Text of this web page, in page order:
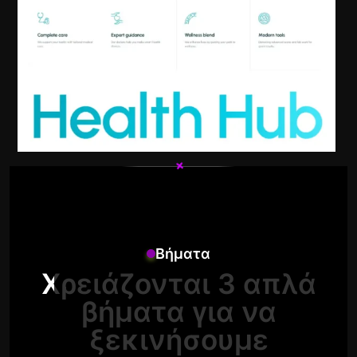
+
+
Βήματα
Χρειάζονται 3 απλά
βήματα για να
ξεκινήσουμε